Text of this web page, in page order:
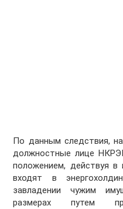
По данным следствия,
должностные лице
положением, действуя в
входят в
завладении чужим
размерах путем